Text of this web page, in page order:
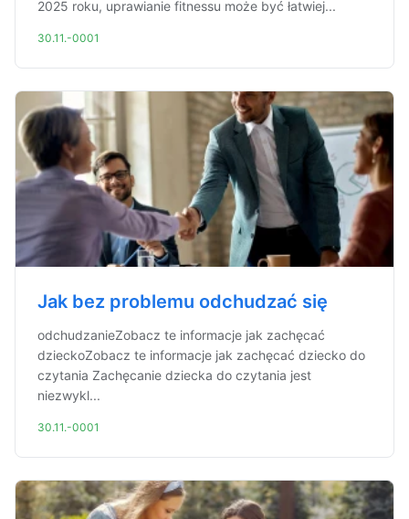
2025 roku, uprawianie fitnessu może być łatwiej...
30.11.-0001
Jak bez problemu odchudzać się
odchudzanieZobacz te informacje jak zachęcać
dzieckoZobacz te informacje jak zachęcać dziecko do
czytania Zachęcanie dziecka do czytania jest
niezwykl...
30.11.-0001